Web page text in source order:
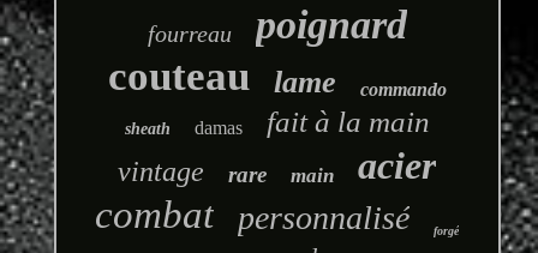
fourreau poignard
couteau lame commando
sheath damas fait à la main
vintage rare main
acier
combat
personnalisé forgé